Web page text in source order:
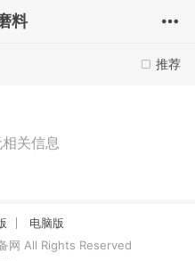
料
推荐
关信息
电脑版
网 All Rights Reserved